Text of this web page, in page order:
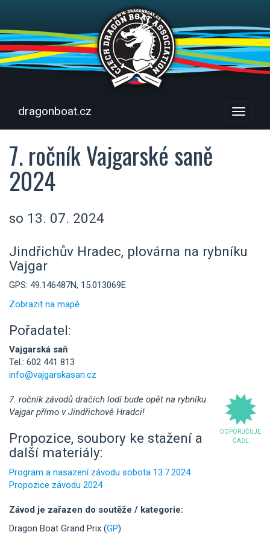
Menu
dragonboat.cz
7. ročník Vajgarské saně
2024
so 13. 07. 2024
Jindřichův Hradec, plovárna na rybníku
Vajgar
GPS: 49.146487N, 15.013069E
Zobrazit na mapě
Pořadatel:
Vajgarská saň
Tel.: 602 441 813
info@vajgarskasan.cz
DOPORUČUJE
ČADL
7. ročník závodů dračích lodí bude opět na rybníku
Vajgar přímo v Jindřichově Hradci!
Propozice, soubory ke stažení a
další materiály:
Program a nasazení závodu sobota 13.7.2024
Propozice závodu 2024
Závod je zařazen do soutěže / kategorie:
Dragon Boat Grand Prix (GP)